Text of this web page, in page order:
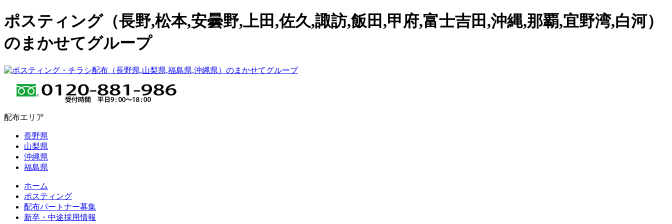
ポスティング（長野,松本,安曇野,上田,佐久,諏訪,飯田,甲府,富士吉田,沖縄,那覇,宜野湾,白河）
のまかせてグループ
配布エリア
長野県
山梨県
沖縄県
福島県
ホーム
ポスティング
配布パートナー募集
新卒・中途採用情報